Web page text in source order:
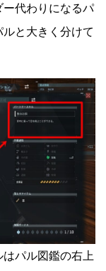
代わりになるパ
と大きく分けて
パル図鑑の右上